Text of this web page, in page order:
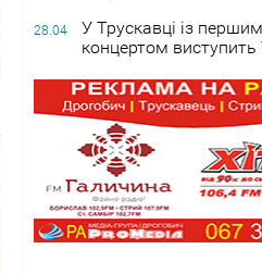
28.04
У Трускавці із
концертом виступить